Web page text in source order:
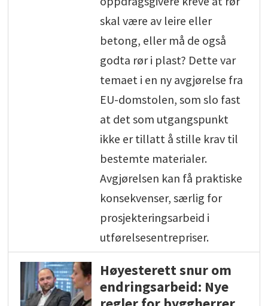
skal være av leire eller
betong, eller må de også
godta rør i plast? Dette var
temaet i en ny avgjørelse fra
EU-domstolen, som slo fast
at det som utgangspunkt
ikke er tillatt å stille krav til
bestemte materialer.
Avgjørelsen kan få praktiske
konsekvenser, særlig for
prosjekteringsarbeid i
utførelsesentrepriser.
Høyesterett snur om
endringsarbeid: Nye